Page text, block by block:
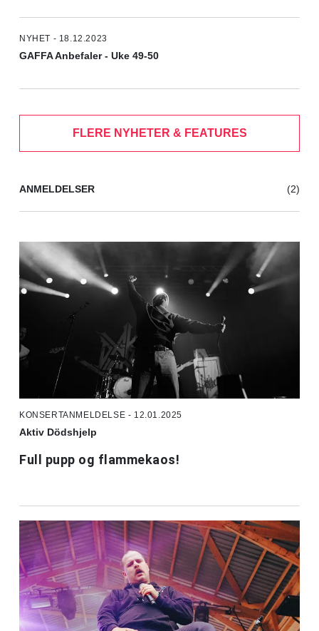
NYHET - 18.12.2023
GAFFA Anbefaler - Uke 49-50
FLERE NYHETER & FEATURES
ANMELDELSER (2)
KONSERTANMELDELSE - 12.01.2025
Aktiv Dödshjelp
Full pupp og flammekaos!